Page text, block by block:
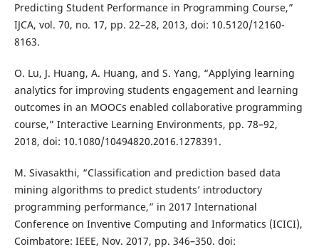
Predicting Student Performance in Programming Course,”
IJCA, vol. 70, no. 17, pp. 22–28, 2013, doi: 10.5120/12160-
8163.
O. Lu, J. Huang, A. Huang, and S. Yang, “Applying learning
analytics for improving students engagement and learning
outcomes in an MOOCs enabled collaborative programming
course,” Interactive Learning Environments, pp. 78–92,
2018, doi: 10.1080/10494820.2016.1278391.
M. Sivasakthi, “Classification and prediction based data
mining algorithms to predict students’ introductory
programming performance,” in 2017 International
Conference on Inventive Computing and Informatics (ICICI),
Coimbatore: IEEE, Nov. 2017, pp. 346–350. doi: